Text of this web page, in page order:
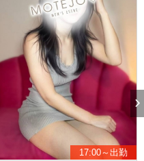
17:00～出勤